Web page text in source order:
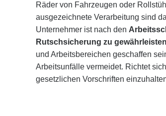
Räder von Fahrzeugen oder
ausgezeichnete Verarbeitung sind
Unternehmer ist nach den
Rutschsicherung zu gewährleisten
und Arbeitsbereichen geschaffen
Arbeitsunfälle vermeidet. Richtet
gesetzlichen Vorschriften